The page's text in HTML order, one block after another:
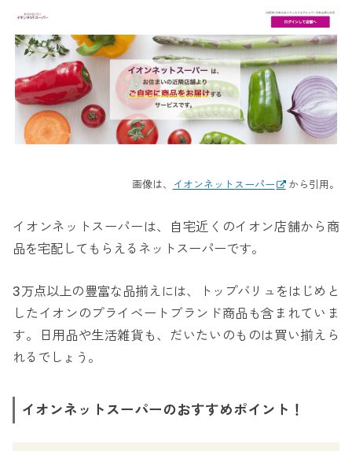
画像は、 イオンネットスーパー から引用。
イオンネットスーパーは、自宅近くのイオン店舗から商
品を宅配してもらえるネットスーパーです。
3万点以上の豊富な品揃えには、トップバリュをはじめと
したイオンのプライベートブランド商品も含まれていま
す。日用品や生活雑貨も、だいたいのものは買い揃えら
れるでしょう。
イオンネットスーパーのおすすめポイント！